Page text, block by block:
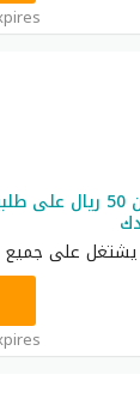
على جميع